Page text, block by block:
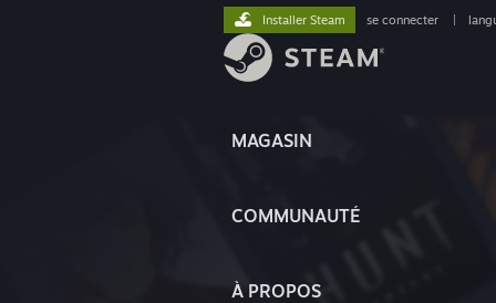
MAGASIN
COMMUNAUTÉ
À PROPOS
Installer Steam se connecter